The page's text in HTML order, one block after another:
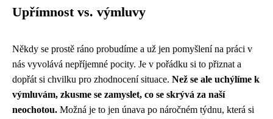
Upřímnost vs. výmluvy
Někdy se prostě ráno probudíme a už jen pomyšlení na práci v
nás vyvolává nepříjemné pocity. Je v pořádku si to přiznat a
dopřát si chvilku pro zhodnocení situace. Než se ale uchýlíme k
výmluvám, zkusme se zamyslet, co se skrývá za naší
neochotou. Možná je to jen únava po náročném týdnu, která si